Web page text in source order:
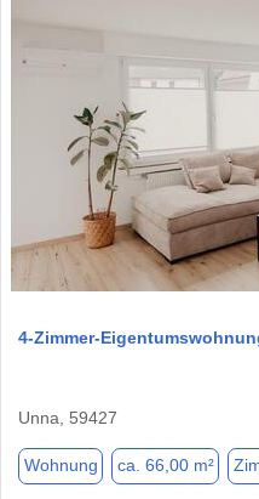
4-Zimmer-
Unna, 59427
Wohnung ca. 66,00 m²